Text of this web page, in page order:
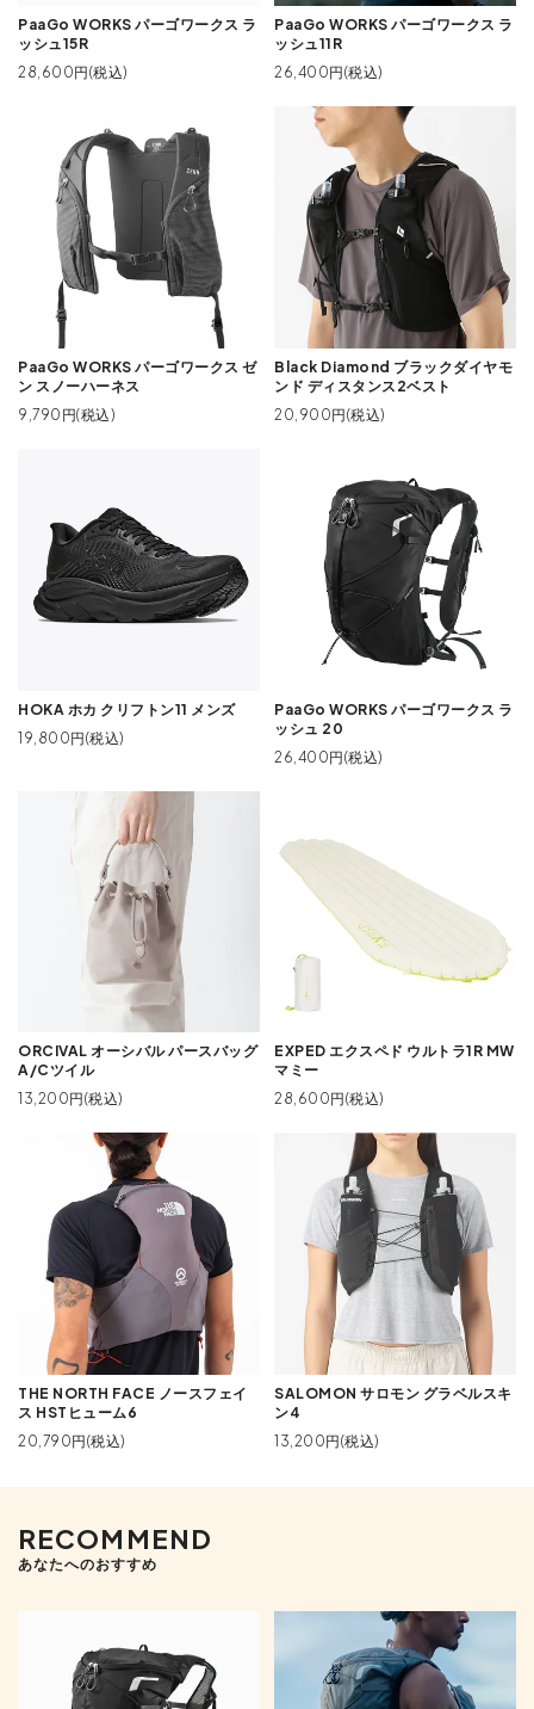
PaaGo WORKS パーゴワークス ラ
ッシュ15R
28,600円(税込)
PaaGo WORKS パーゴワークス ラ
ッシュ11R
26,400円(税込)
PaaGo WORKS パーゴワークス ゼ
ン スノーハーネス
9,790円(税込)
Black Diamond ブラックダイヤモ
ンド ディスタンス2ベスト
20,900円(税込)
HOKA ホカ クリフトン11 メンズ
19,800円(税込)
PaaGo WORKS パーゴワークス ラ
ッシュ 20
26,400円(税込)
ORCIVAL オーシバル パースバッグ
A/Cツイル
13,200円(税込)
EXPED エクスペド ウルトラ1R MW
マミー
28,600円(税込)
THE NORTH FACE ノースフェイ
ス HSTヒューム6
20,790円(税込)
SALOMON サロモン グラベルスキ
ン4
13,200円(税込)
RECOMMEND
あなたへのおすすめ